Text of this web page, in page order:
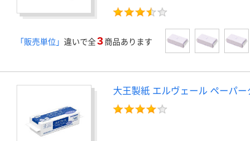
「販売単位」 違いで全3 商品あります
大王製紙 エルヴェール ペーパー